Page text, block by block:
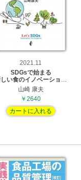
2021.11
SDGsで始まる
い食のイノベーショ …
山崎 康夫
￥2640
カートに入れる